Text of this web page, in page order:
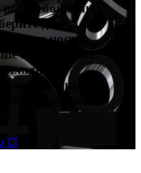
для
всего. После
младшим
на фрилансе и
000 рублей и
💥